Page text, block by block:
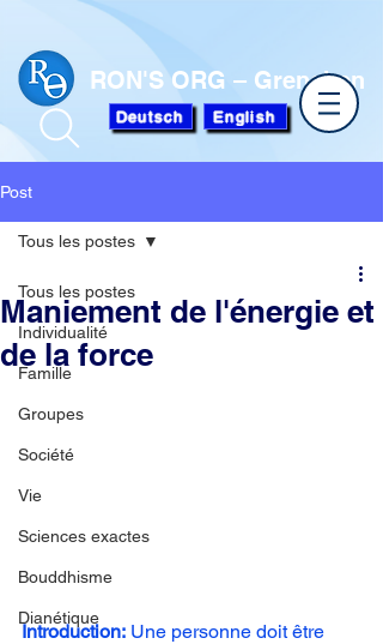
RON'S ORG – Grenchen
Deutsch English
Post
Tous les postes
Individualité
Famille
Groupes
Société
Vie
Sciences exactes
Bouddhisme
Dianétique
Tous les postes
Maniement de l'énergie et
de la force
Introduction: Une personne doit être